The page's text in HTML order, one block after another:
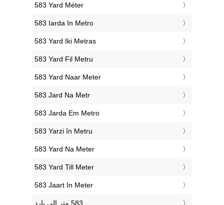
‎583 Yard Méter
‎583 Iarda In Metro
‎583 Yard Iki Metras
‎583 Yard Fil Metru
‎583 Yard Naar Meter
‎583 Jard Na Metr
‎583 Jarda Em Metro
‎583 Yarzi în Metru
‎583 Yard Na Meter
‎583 Yard Till Meter
‎583 Jaart In Meter